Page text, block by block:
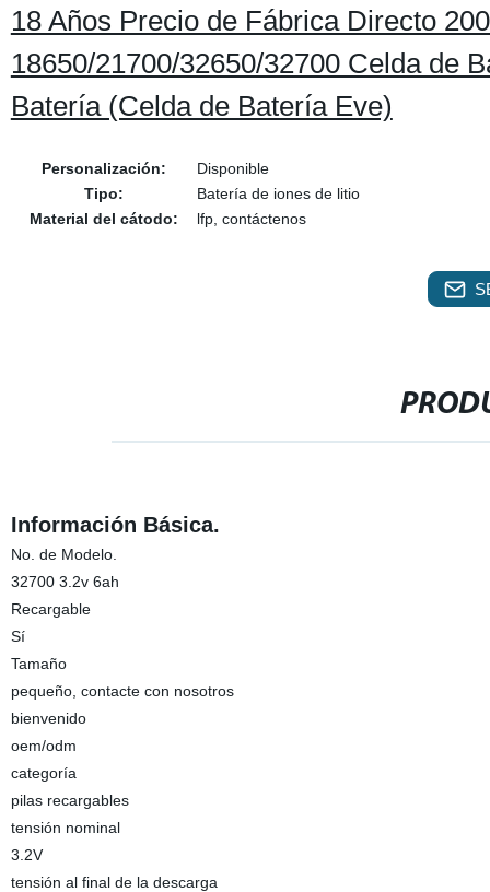
18 Años Precio de Fábrica Directo
18650/21700/32650/32700 Celda de
Batería (Celda de Batería Eve)
Personalización:
Disponible
Tipo:
Batería de iones de litio
Material del cátodo:
lfp, contáctenos
Información Básica.
No. de Modelo.
32700 3.2v 6ah
Recargable
Sí
Tamaño
pequeño, contacte con nosotros
bienvenido
oem/odm
categoría
pilas recargables
tensión nominal
3.2V
tensión al final de la descarga